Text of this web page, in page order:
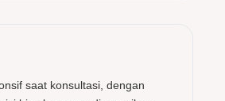
saat konsultasi, dengan